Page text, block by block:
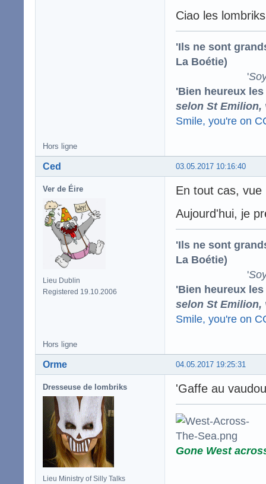
Ciao les
'Ils ne sont
La Boétie)
'
'Bien heureux
selon St Emilion,
Smile, you're on
Hors ligne
03.05.2017 10:16:40
Ced
Ver de Éire
Lieu Dublin
Registered 19.10.2006
En tout cas,
Aujourd'hui, je
'Ils ne sont
La Boétie)
'
'Bien heureux
selon St Emilion,
Smile, you're on
Hors ligne
04.05.2017 19:25:31
Orme
Dresseuse de lombriks
Lieu Ministry of Silly Talks
'Gaffe au
Gone West